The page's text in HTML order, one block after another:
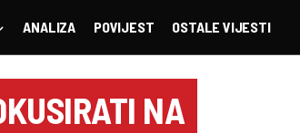
ANALIZA POVIJEST OSTALE VIJESTI
NA